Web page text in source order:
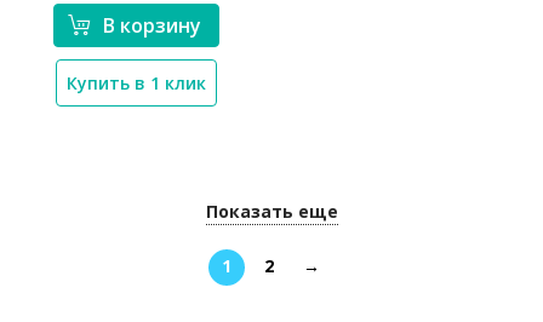
В корзину
Купить в 1 клик
Показать еще
1 2 →